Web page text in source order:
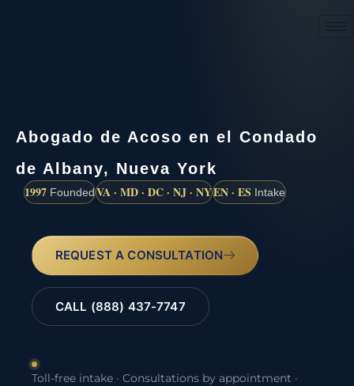
Abogado de Acoso en el Condado
de Albany, Nueva York
1997 FoundedVA · MD · DC · NJ · NYEN · ES Intake
REQUEST A CONSULTATION
CALL (888) 437-7747
Toll-free intake · Consultations by appointment ·